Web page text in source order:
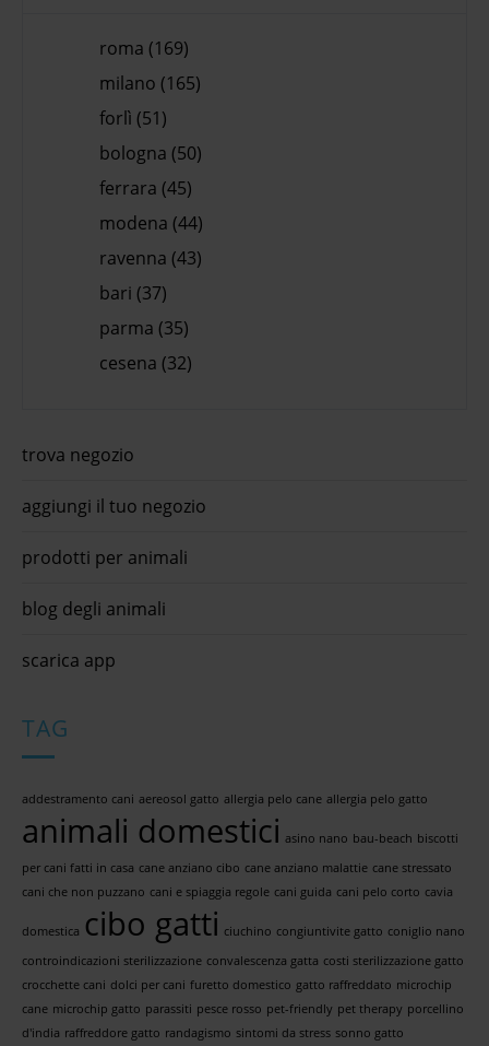
roma (169)
milano (165)
forlì (51)
bologna (50)
ferrara (45)
modena (44)
ravenna (43)
bari (37)
parma (35)
cesena (32)
trova negozio
aggiungi il tuo negozio
prodotti per animali
blog degli animali
scarica app
TAG
addestramento cani aereosol gatto allergia pelo cane allergia pelo gatto
animali domestici asino nano bau-beach biscotti
per cani fatti in casa cane anziano cibo cane anziano malattie cane stressato
cani che non puzzano cani e spiaggia regole cani guida cani pelo corto cavia
domestica cibo gatti ciuchino congiuntivite gatto coniglio nano
controindicazioni sterilizzazione convalescenza gatta costi sterilizzazione gatto
crocchette cani dolci per cani furetto domestico gatto raffreddato microchip
cane microchip gatto parassiti pesce rosso pet-friendly pet therapy porcellino
d'india raffreddore gatto randagismo sintomi da stress sonno gatto